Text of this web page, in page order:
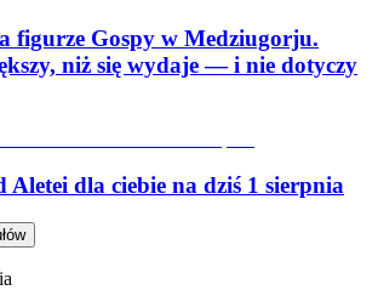
figurze Gospy w Medziugorju.
niż się wydaje — i nie dotyczy
dla ciebie na dziś 1 sierpnia